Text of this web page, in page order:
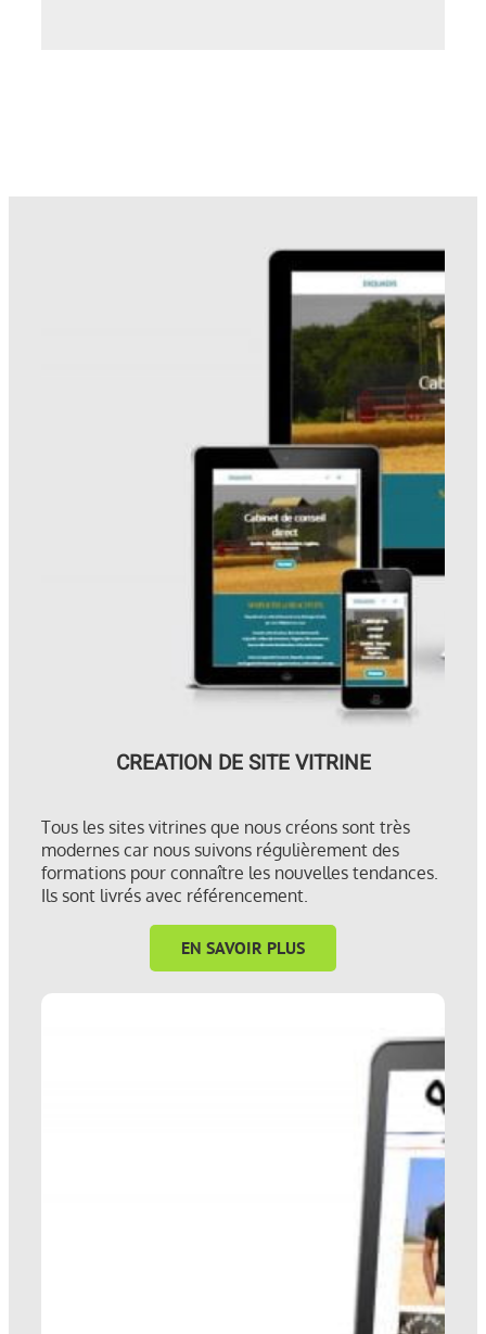
CREATION DE SITE VITRINE
Tous les sites vitrines que nous créons sont très
modernes car nous suivons régulièrement des
formations pour connaître les nouvelles tendances.
Ils sont livrés avec référencement.
EN SAVOIR PLUS